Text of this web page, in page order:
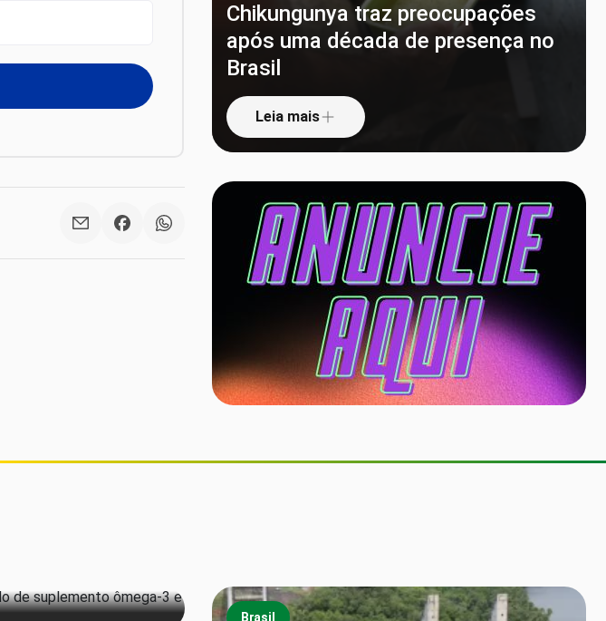
Chikungunya traz preocupações
após uma década de presença no
Brasil
Leia mais
Brasil